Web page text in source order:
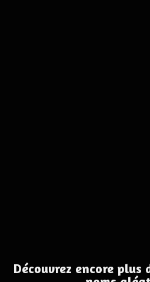
Découvrez encore plus